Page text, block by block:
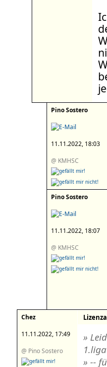
Pino Sostero
11.11.2022, 18:03
@ KMHSC
Pino Sostero
11.11.2022, 18:07
@ KMHSC
Chez
11.11.2022, 17:49
@ Pino Sostero
»
» --